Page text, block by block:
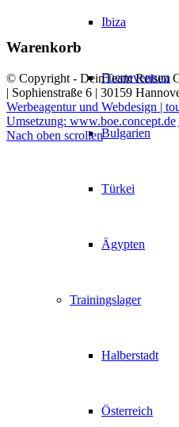
Ibiza
Fuerteventura
Bulgarien
Türkei
Ägypten
Trainingslager
Halberstadt
Österreich
Warenkorb
© Copyright - DeinTeam Reisen
| Sophienstraße 6 | 30159
Werbeagentur und Webdesign |
Umsetzung: www.boe.concept.de
Nach oben scrollen